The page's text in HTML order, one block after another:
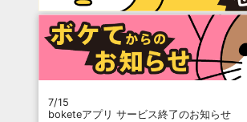
7/15
boketeアプリ サービス終了のお知らせ